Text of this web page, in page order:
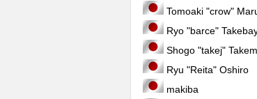
Tomoaki "crow"
Ryo "barce"
Shogo "takej"
Ryu "Reita" Oshiro
makiba